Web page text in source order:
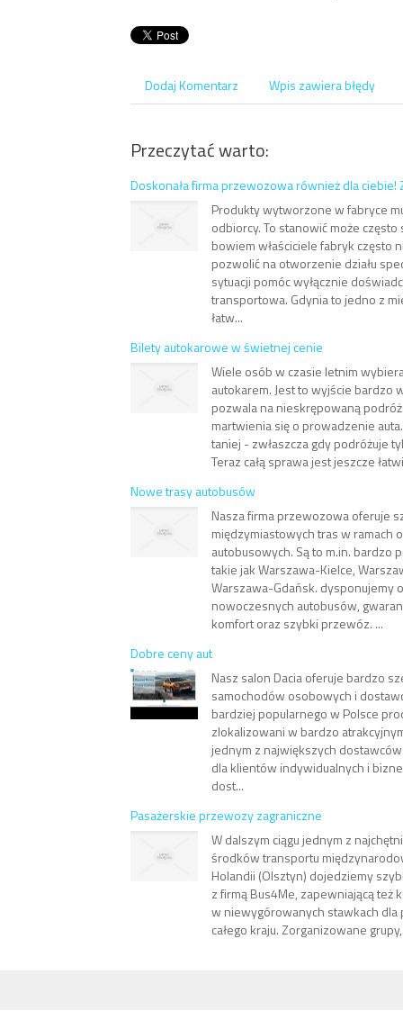
Dodaj Komentarz Wpis zawiera błędy
Przeczytać warto:
Doskonała firma przewozowa również dla ciebie!
Produkty wytworzone w fabryce
odbiorcy. To stanowić może
bowiem właściciele fabryk często
pozwolić na otworzenie działu
sytuacji pomóc wyłącznie
transportowa. Gdynia to jedno z
łatw...
Bilety autokarowe w świetnej cenie
Wiele osób w czasie letnim
autokarem. Jest to wyjście bardzo
pozwala na nieskrępowaną
martwienia się o prowadzenie
taniej - zwłaszcza gdy podróżuje
Teraz całą sprawa jest jeszcze
Nowe trasy autobusów
Nasza firma przewozowa oferuje
międzymiastowych tras w ramach
autobusowych. Są to m.in. bardzo
takie jak Warszawa-Kielce,
Warszawa-Gdańsk. dysponujemy
nowoczesnych autobusów,
komfort oraz szybki przewóz. ...
Dobre ceny aut
Nasz salon Dacia oferuje bardzo
samochodów osobowych i
bardziej popularnego w Polsce
zlokalizowani w bardzo
jednym z największych
dla klientów indywidualnych i
dost...
Pasażerskie przewozy zagraniczne
W dalszym ciągu jednym z
środków transportu
Holandii (Olsztyn) dojedziemy
z firmą Bus4Me, zapewniającą też
w niewygórowanych stawkach dla
całego kraju. Zorganizowane